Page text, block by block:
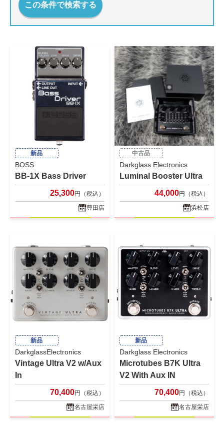
この条件で検索する
新品
BOSS
BB-1X Bass Driver
25,300円（税込）
豊田店
中古品
Darkglass Electronics
Luminal Booster Ultra
44,000円（税込）
浜松店
新品
DarkglassElectronics
Vintage Ultra V2 w/Aux
In
70,400円（税込）
名古屋栄店
新品
Darkglass Electronics
Microtubes B7K Ultra
V2 With Aux IN
70,400円（税込）
名古屋栄店